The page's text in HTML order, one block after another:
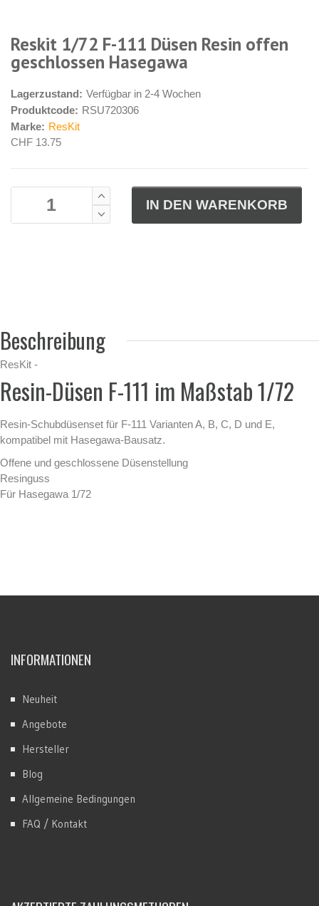
Reskit 1/72 F-111 Düsen Resin offen
geschlossen Hasegawa
Lagerzustand: Verfügbar in 2-4 Wochen
Produktcode: RSU720306
Marke: ResKit
CHF 13.75
Beschreibung
ResKit -
Resin-Düsen F-111 im Maßstab 1/72
Resin-Schubdüsenset für F-111 Varianten A, B, C, D und E,
kompatibel mit Hasegawa-Bausatz.
Offene und geschlossene Düsenstellung
Resinguss
Für Hasegawa 1/72
INFORMATIONEN
Neuheit
Angebote
Hersteller
Blog
Allgemeine Bedingungen
FAQ / Kontakt